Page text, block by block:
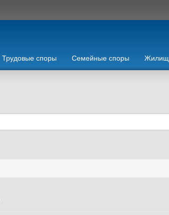
Трудовые споры Семейные споры